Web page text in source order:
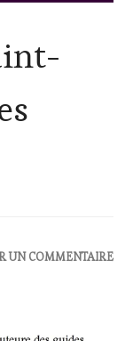
UN COMMENTAIRE